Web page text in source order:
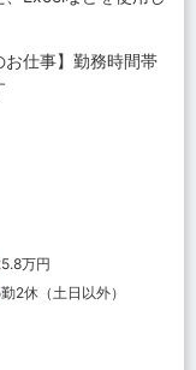
お仕事】勤務時間帯
万円
2休（土日以外）